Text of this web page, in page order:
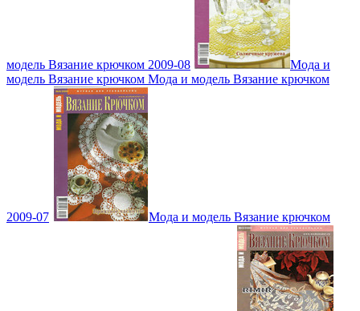
модель Вязание крючком 2009-08
Мода и
модель Вязание крючком Мода и модель Вязание крючком
2009-07 Мода и модель Вязание крючком